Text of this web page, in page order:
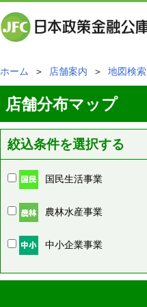
ホーム ＞ 店舗案内 ＞ 地図検索
店舗分布マップ
絞込条件を選択する
国民生活事業
農林水産事業
中小企業事業